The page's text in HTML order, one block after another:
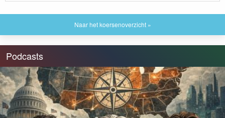
Naar het koersenoverzicht »
Podcasts